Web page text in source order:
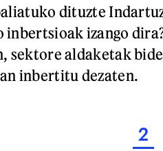
dituzte
inbertsioak izango
sektore aldaketak
inbertitu dezaten.
2